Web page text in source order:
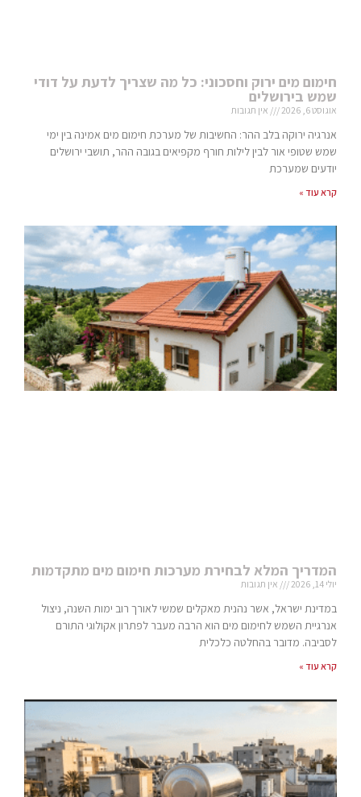
חימום מים ירוק וחסכוני: כל מה שצריך לדעת על דודי
שמש בירושלים
אוגוסט 6, 2026 אין תגובות
אנרגיה ירוקה בלב ההר: החשיבות של מערכת חימום מים אמינה בין ימי
שמש שטופי אור לבין לילות חורף מקפיאים בגובה ההר, תושבי ירושלים
יודעים שמערכת
קרא עוד »
המדריך המלא לבחירת מערכות חימום מים מתקדמות
יולי 14, 2026 אין תגובות
במדינת ישראל, אשר נהנית מאקלים שמשי לאורך רוב ימות השנה, ניצול
אנרגיית השמש לחימום מים הוא הרבה מעבר לפתרון אקולוגי התורם
לסביבה. מדובר בהחלטה כלכלית
קרא עוד »